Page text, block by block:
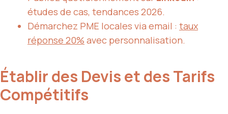
études de cas, tendances 2026.
Démarchez PME locales via email : taux
réponse 20% avec personnalisation.
Établir des Devis et des Tarifs
Compétitifs